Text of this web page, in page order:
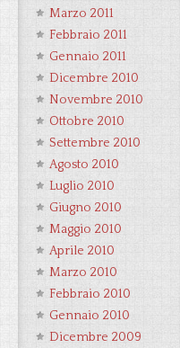
Marzo 2011
Febbraio 2011
Gennaio 2011
Dicembre 2010
Novembre 2010
Ottobre 2010
Settembre 2010
Agosto 2010
Luglio 2010
Giugno 2010
Maggio 2010
Aprile 2010
Marzo 2010
Febbraio 2010
Gennaio 2010
Dicembre 2009